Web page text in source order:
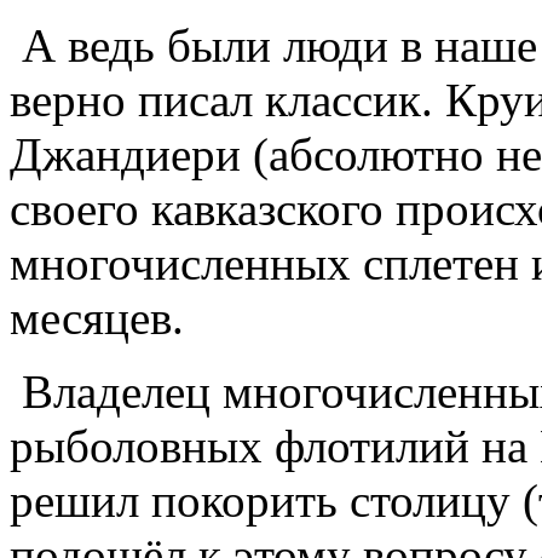
А ведь были люди в
верно писал классик.
Джандиери (абсолютно
своего кавказского
многочисленных сплетен
месяцев.
Владелец
рыболовных флотилий
решил покорить столицу